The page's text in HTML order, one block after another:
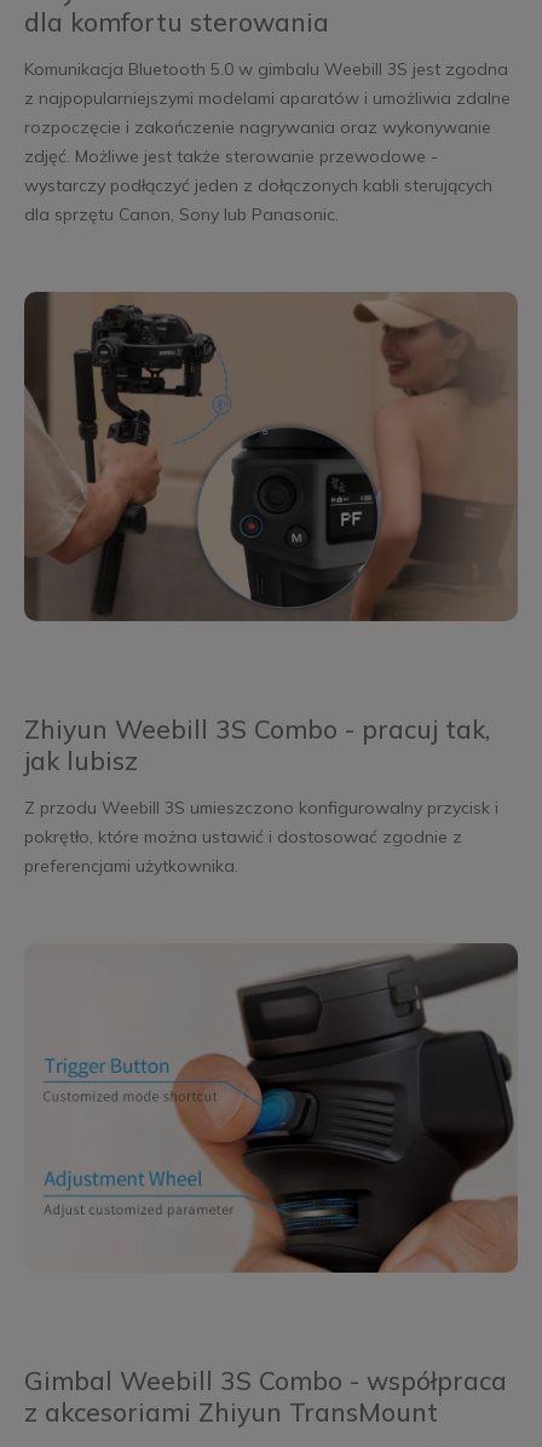
dla komfortu sterowania
Komunikacja Bluetooth 5.0 w gimbalu Weebill 3S jest zgodna
z najpopularniejszymi modelami aparatów i umożliwia zdalne
rozpoczęcie i zakończenie nagrywania oraz wykonywanie
zdjęć. Możliwe jest także sterowanie przewodowe -
wystarczy podłączyć jeden z dołączonych kabli sterujących
dla sprzętu Canon, Sony lub Panasonic.
Zhiyun Weebill 3S Combo - pracuj tak,
jak lubisz
Z przodu Weebill 3S umieszczono konfigurowalny przycisk i
pokrętło, które można ustawić i dostosować zgodnie z
preferencjami użytkownika.
Gimbal Weebill 3S Combo - współpraca
z akcesoriami Zhiyun TransMount